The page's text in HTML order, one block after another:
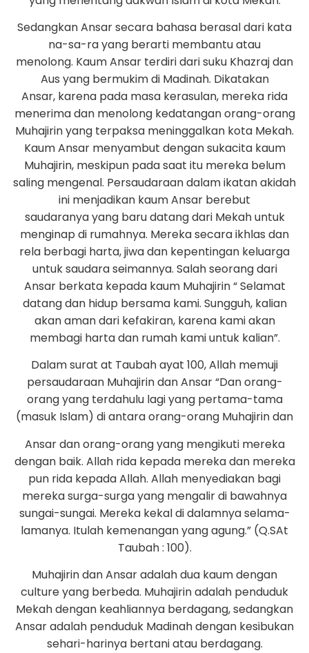
Sedangkan Ansar secara bahasa berasal dari kata
na-sa-ra yang berarti membantu atau
menolong. Kaum Ansar terdiri dari suku Khazraj dan
Aus yang bermukim di Madinah. Dikatakan
Ansar, karena pada masa kerasulan, mereka rida
menerima dan menolong kedatangan orang-orang
Muhajirin yang terpaksa meninggalkan kota Mekah.
Kaum Ansar menyambut dengan sukacita kaum
Muhajirin, meskipun pada saat itu mereka belum
saling mengenal. Persaudaraan dalam ikatan akidah
ini menjadikan kaum Ansar berebut
saudaranya yang baru datang dari Mekah untuk
menginap di rumahnya. Mereka secara ikhlas dan
rela berbagi harta, jiwa dan kepentingan keluarga
untuk saudara seimannya. Salah seorang dari
Ansar berkata kepada kaum Muhajirin “ Selamat
datang dan hidup bersama kami. Sungguh, kalian
akan aman dari kefakiran, karena kami akan
membagi harta dan rumah kami untuk kalian”.
Dalam surat at Taubah ayat 100, Allah memuji
persaudaraan Muhajirin dan Ansar “Dan orang-
orang yang terdahulu lagi yang pertama-tama
(masuk Islam) di antara orang-orang Muhajirin dan
Ansar dan orang-orang yang mengikuti mereka
dengan baik. Allah rida kepada mereka dan mereka
pun rida kepada Allah. Allah menyediakan bagi
mereka surga-surga yang mengalir di bawahnya
sungai-sungai. Mereka kekal di dalamnya selama-
lamanya. Itulah kemenangan yang agung.” (Q.SAt
Taubah : 100).
Muhajirin dan Ansar adalah dua kaum dengan
culture yang berbeda. Muhajirin adalah penduduk
Mekah dengan keahliannya berdagang, sedangkan
Ansar adalah penduduk Madinah dengan kesibukan
sehari-harinya bertani atau berdagang.